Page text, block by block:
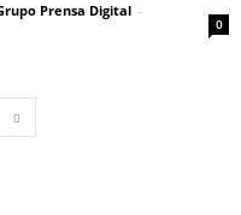
Prensa Digital -
0